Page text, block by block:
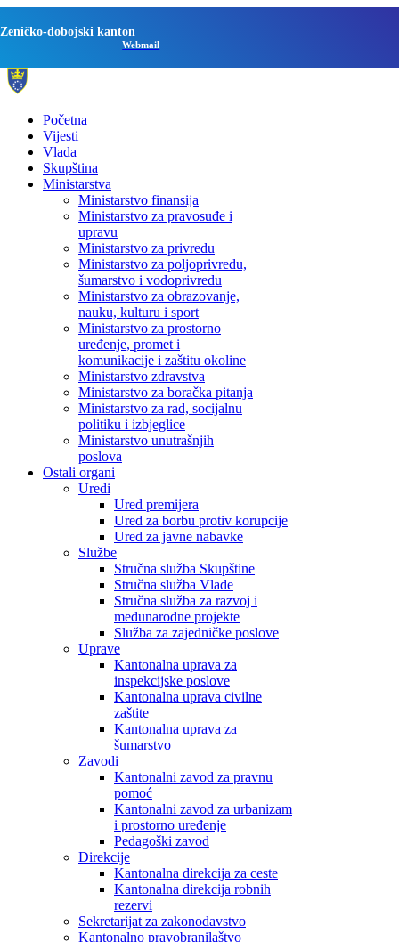
Zeničko-dobojski kanton
Webmail
Početna
Vijesti
Vlada
Skupština
Ministarstva
Ministarstvo finansija
Ministarstvo za pravosuđe i
upravu
Ministarstvo za privredu
Ministarstvo za poljoprivredu,
šumarstvo i vodoprivredu
Ministarstvo za obrazovanje,
nauku, kulturu i sport
Ministarstvo za prostorno
uređenje, promet i
komunikacije i zaštitu okoline
Ministarstvo zdravstva
Ministarstvo za boračka pitanja
Ministarstvo za rad, socijalnu
politiku i izbjeglice
Ministarstvo unutrašnjih
poslova
Ostali organi
Uredi
Ured premijera
Ured za borbu protiv korupcije
Ured za javne nabavke
Službe
Stručna služba Skupštine
Stručna služba Vlade
Stručna služba za razvoj i
međunarodne projekte
Služba za zajedničke poslove
Uprave
Kantonalna uprava za
inspekcijske poslove
Kantonalna uprava civilne
zaštite
Kantonalna uprava za
šumarstvo
Zavodi
Kantonalni zavod za pravnu
pomoć
Kantonalni zavod za urbanizam
i prostorno uređenje
Pedagoški zavod
Direkcije
Kantonalna direkcija za ceste
Kantonalna direkcija robnih
rezervi
Sekretarijat za zakonodavstvo
Kantonalno pravobranilaštvo